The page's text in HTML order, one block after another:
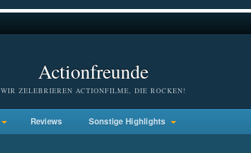
Actionfreunde
WIR ZELEBRIEREN ACTIONFILME, DIE ROCKEN!
Reviews Sonstige Highlights